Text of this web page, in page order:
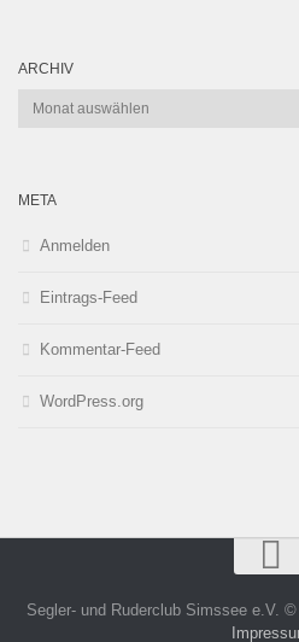
ARCHIV
Archiv
META
Anmelden
Eintrags-Feed
Kommentar-Feed
WordPress.org
Segler- und Ruderclub Simssee e.V.